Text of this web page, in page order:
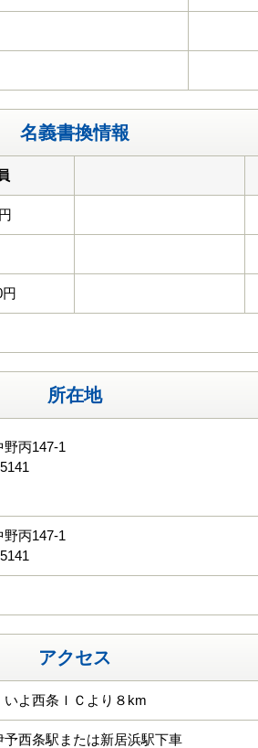
名義書換情報
円
所在地
丙147-1
丙147-1
アクセス
よ西条ＩＣより８km
予西条駅または新居浜駅下車